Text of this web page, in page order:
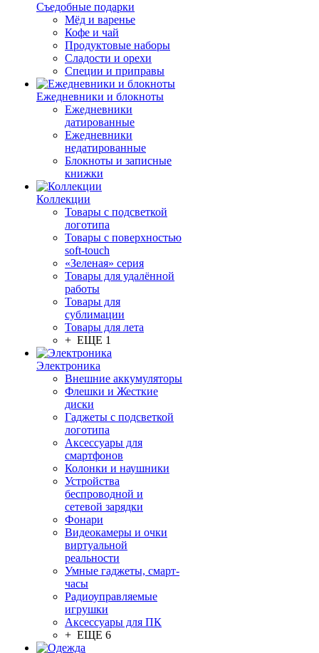
Съедобные подарки
Мёд и варенье
Кофе и чай
Продуктовые наборы
Сладости и орехи
Специи и приправы
Ежедневники и блокноты
Ежедневники
датированные
Ежедневники
недатированные
Блокноты и записные
книжки
Коллекции
Товары с подсветкой
логотипа
Товары с поверхностью
soft-touch
«Зеленая» серия
Товары для удалённой
работы
Товары для
сублимации
Товары для лета
+ ЕЩЕ 1
Электроника
Внешние аккумуляторы
Флешки и Жесткие
диски
Гаджеты с подсветкой
логотипа
Аксессуары для
смартфонов
Колонки и наушники
Устройства
беспроводной и
сетевой зарядки
Фонари
Видеокамеры и очки
виртуальной
реальности
Умные гаджеты, смарт-
часы
Радиоуправляемые
игрушки
Аксессуары для ПК
+ ЕЩЕ 6